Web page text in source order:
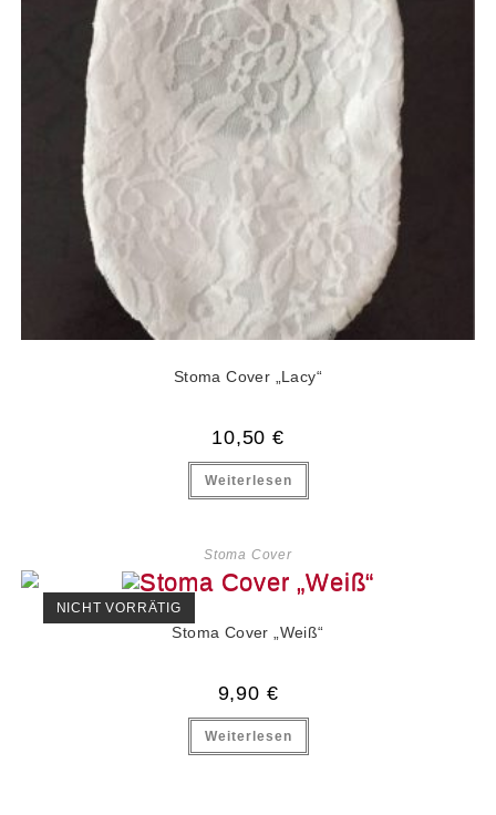
Stoma Cover „Lacy“
10,50 €
Weiterlesen
Stoma Cover
NICHT VORRÄTIG
Stoma Cover „Weiß“
9,90 €
Weiterlesen